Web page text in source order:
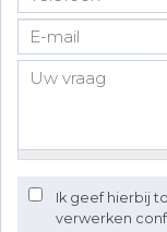
Ik geef hierbij
verwerken